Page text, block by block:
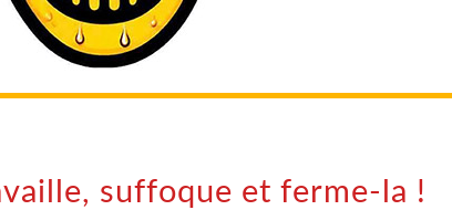
suffoque et ferme-la !